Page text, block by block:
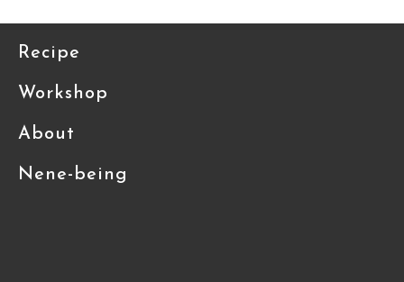
Recipe
Workshop
About
Nene-being